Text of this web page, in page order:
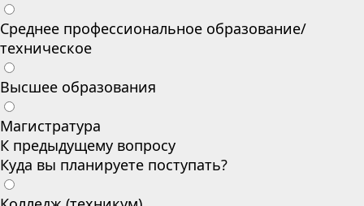
Среднее профессиональное образование/
техническое
Высшее образования
Магистратура
К предыдущему вопросу
Куда вы планируете поступать?